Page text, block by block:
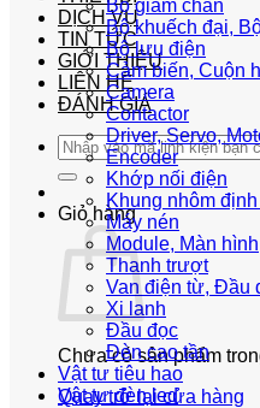
DỊCH VỤ
TIN TỨC
GIỚI THIỆU
LIÊN HỆ
ĐÁNH GIÁ
Tìm
kiếm:
Giỏ hàng
Chưa có sản phẩm
Quay trở lại cửa hàng
Bộ giảm chấn
Bộ khuếch đại,
Bộ lưu điện
Cảm biến, Cuộn
Camera
Contactor
Driver, Servo,
Encoder
Khớp nối điện
Khung nhôm
Máy nén
Module, Màn hình
Thanh trượt
Van điện từ, Đầu
Xi lanh
Đầu đọc
Đèn cao tần
Vật tư tiêu hao
Vật tư đèn led